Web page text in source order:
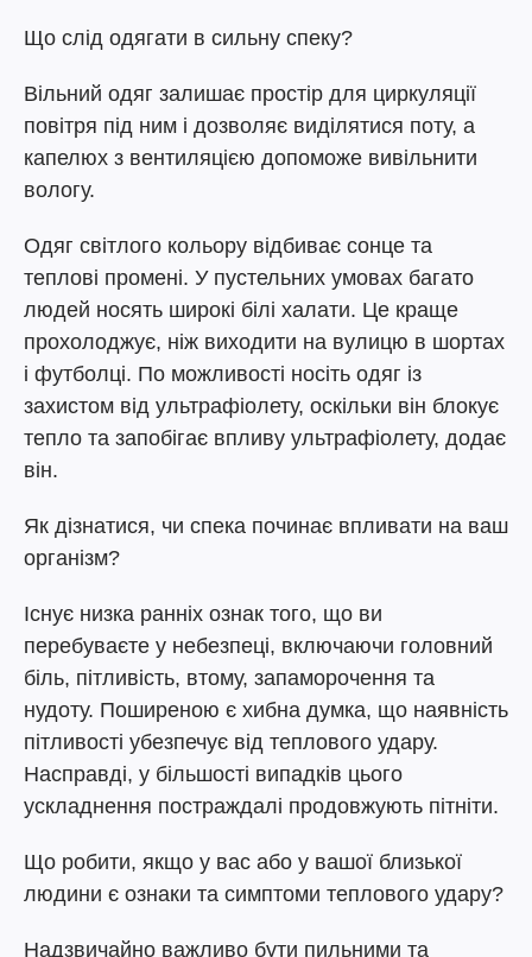
Що слід одягати в сильну спеку?
Вільний одяг залишає простір для циркуляції
повітря під ним і дозволяє виділятися поту, а
капелюх з вентиляцією допоможе вивільнити
вологу.
Одяг світлого кольору відбиває сонце та
теплові промені. У пустельних умовах багато
людей носять широкі білі халати. Це краще
прохолоджує, ніж виходити на вулицю в шортах
і футболці. По можливості носіть одяг із
захистом від ультрафіолету, оскільки він блокує
тепло та запобігає впливу ультрафіолету, додає
він.
Як дізнатися, чи спека починає впливати на ваш
організм?
Існує низка ранніх ознак того, що ви
перебуваєте у небезпеці, включаючи головний
біль, пітливість, втому, запаморочення та
нудоту. Поширеною є хибна думка, що наявність
пітливості убезпечує від теплового удару.
Насправді, у більшості випадків цього
ускладнення постраждалі продовжують пітніти.
Що робити, якщо у вас або у вашої близької
людини є ознаки та симптоми теплового удару?
Надзвичайно важливо бути пильними та